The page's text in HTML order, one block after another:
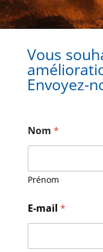
Vous
Envoyez-
Nom *
Prénom
o
m
-
E-mail *